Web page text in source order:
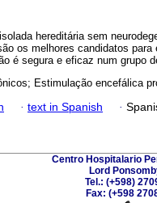
hereditária sem
os melhores candidatos
é segura e eficaz num grupo
Estimulação encefálica
· text in Spanish ·
Centro Hospitalario
Lord
Tel.: (+598)
Fax: (+598